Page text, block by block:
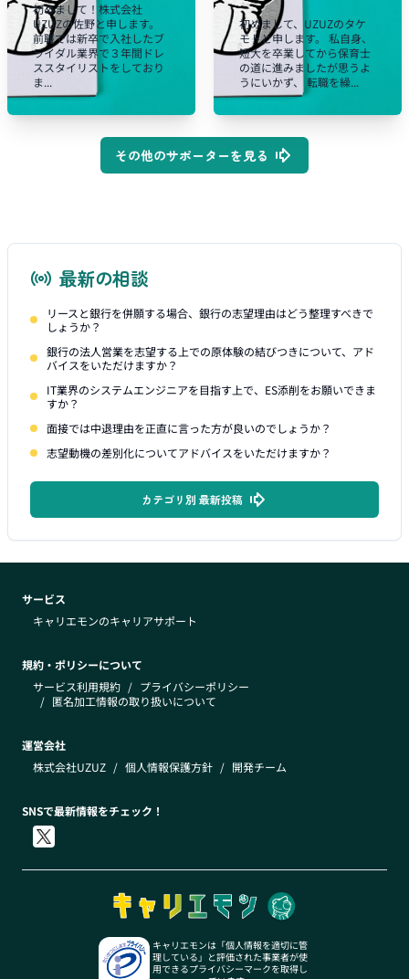
初めまして！株式会社
UZUZの佐野と申します。
前職では新卒で入社したブ
ライダル業界で３年間ドレ
ススタイリストをしており
ま...
初めまして、UZUZのタケ
モトと申します。 私自身、
短大を卒業してから保育士
の道に進みましたが思うよ
うにいかず、 転職を繰...
その他のサポーターを見る
最新の相談
リースと銀行を併願する場合、銀行の志望理由はどう整理すべきで
しょうか？
銀行の法人営業を志望する上での原体験の結びつきについて、アド
バイスをいただけますか？
IT業界のシステムエンジニアを目指す上で、ES添削をお願いできま
すか？
面接では中退理由を正直に言った方が良いのでしょうか？
志望動機の差別化についてアドバイスをいただけますか？
カテゴリ別 最新投稿
サービス
キャリエモンのキャリアサポート
規約・ポリシーについて
サービス利用規約 / プライバシーポリシー
/ 匿名加工情報の取り扱いについて
運営会社
株式会社UZUZ / 個人情報保護方針 / 開発チーム
SNSで最新情報をチェック！
キャリエモンは「個人情報を適切に管
理している」と評価された事業者が使
用できるプライバシーマークを取得し